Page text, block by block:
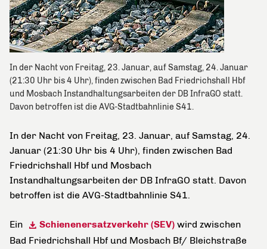
In der Nacht von Freitag, 23. Januar, auf Samstag, 24. Januar
(21:30 Uhr bis 4 Uhr), finden zwischen Bad Friedrichshall Hbf
und Mosbach Instandhaltungsarbeiten der DB InfraGO statt.
Davon betroffen ist die AVG-Stadtbahnlinie S41.
In der Nacht von Freitag, 23. Januar, auf Samstag, 24.
Januar (21:30 Uhr bis 4 Uhr), finden zwischen Bad
Friedrichshall Hbf und Mosbach
Instandhaltungsarbeiten der DB InfraGO statt. Davon
betroffen ist die AVG-Stadtbahnlinie S41.
Ein Schienenersatzverkehr (SEV) wird zwischen
Bad Friedrichshall Hbf und Mosbach Bf/ Bleichstraße